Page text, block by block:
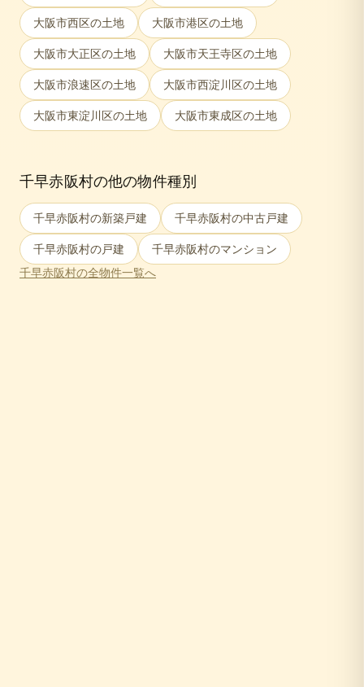
大阪市西区の土地 大阪市港区の土地
大阪市大正区の土地 大阪市天王寺区の土地
大阪市浪速区の土地 大阪市西淀川区の土地
大阪市東淀川区の土地 大阪市東成区の土地
千早赤阪村の他の物件種別
千早赤阪村の新築戸建 千早赤阪村の中古戸建
千早赤阪村の戸建 千早赤阪村のマンション
千早赤阪村の全物件一覧へ